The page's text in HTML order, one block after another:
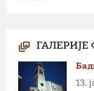
ГАЛЕРИЈЕ
13.